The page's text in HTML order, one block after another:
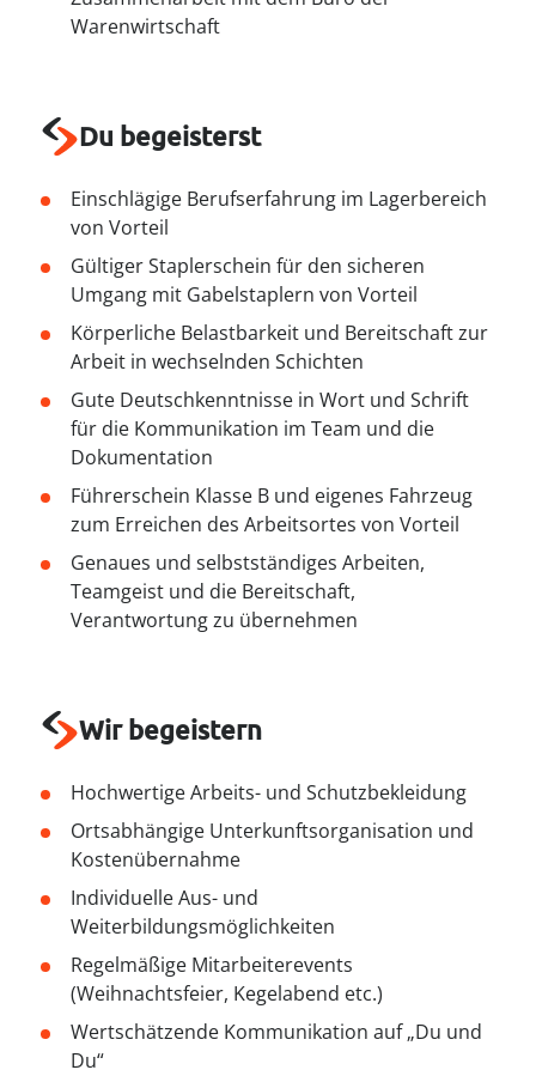
----
--
Warenwirtschaft
Du begeisterst
Einschlägige Berufserfahrung im Lagerbereich
von Vorteil
Gültiger Staplerschein für den sicheren
Umgang mit Gabelstaplern von Vorteil
Körperliche Belastbarkeit und Bereitschaft zur
Arbeit in wechselnden Schichten
Gute Deutschkenntnisse in Wort und Schrift
für die Kommunikation im Team und die
Dokumentation
Führerschein Klasse B und eigenes Fahrzeug
zum Erreichen des Arbeitsortes von Vorteil
Genaues und selbstständiges Arbeiten,
Teamgeist und die Bereitschaft,
Verantwortung zu übernehmen
Wir begeistern
Hochwertige Arbeits- und Schutzbekleidung
Ortsabhängige Unterkunftsorganisation und
Kostenübernahme
Individuelle Aus- und
Weiterbildungsmöglichkeiten
Regelmäßige Mitarbeiterevents
(Weihnachtsfeier, Kegelabend etc.)
Wertschätzende Kommunikation auf „Du und
Du“